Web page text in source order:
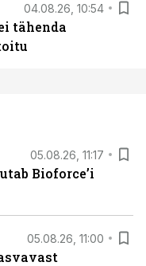
04.08.26, 10:54
tähenda
05.08.26, 11:17
Bioforce’i
05.08.26, 11:00